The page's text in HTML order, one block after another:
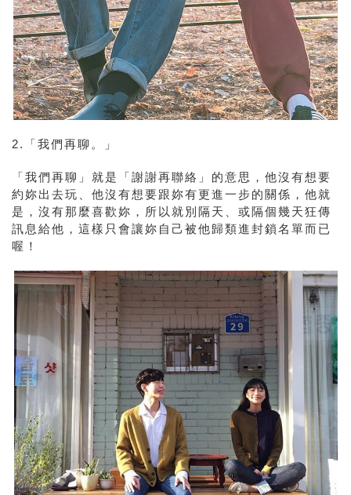
2.「我們再聊。」
「我們再聊」就是「謝謝再聯絡」的意思，他沒有想要
約妳出去玩、他沒有想要跟妳有更進一步的關係，他就
是，沒有那麼喜歡妳，所以就別隔天、或隔個幾天狂傳
訊息給他，這樣只會讓妳自己被他歸類進封鎖名單而已
喔！